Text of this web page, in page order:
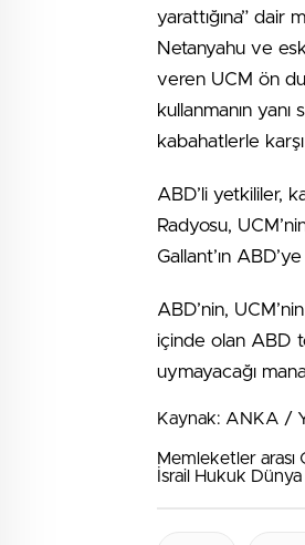
yarattığına” dair
Netanyahu ve
veren UCM ön
kullanmanın yanı
kabahatlerle
ABD’li yetkililer,
Radyosu,
Gallant’ın
ABD’nin,
içinde olan ABD
uymayacağı
Kaynak: ANKA /
Memleketler arası
İsrail Hukuk Dünya